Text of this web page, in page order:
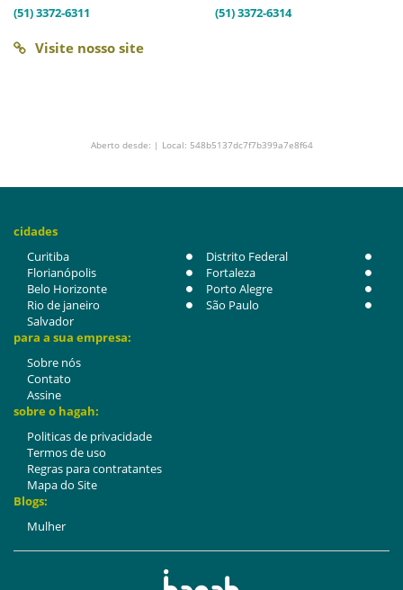
(51) 3372-6311 (51) 3372-6314
Visite nosso site
Aberto desde: | Local: 548b5137dc7f7b399a7e8f64
cidades
Curitiba
Distrito Federal
Florianópolis
Fortaleza
Belo Horizonte
Porto Alegre
Rio de janeiro
São Paulo
Salvador
para a sua empresa:
Sobre nós
Contato
Assine
sobre o hagah:
Politicas de privacidade
Termos de uso
Regras para contratantes
Mapa do Site
Blogs:
Mulher